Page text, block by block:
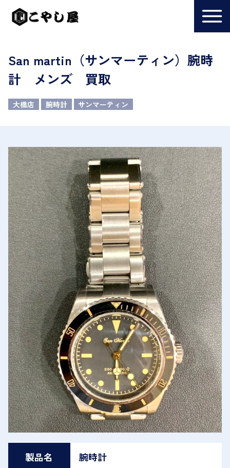
San martin（サンマーティン）腕時
計 メンズ 買取
大橋店 腕時計 サンマーティン
製品名 腕時計